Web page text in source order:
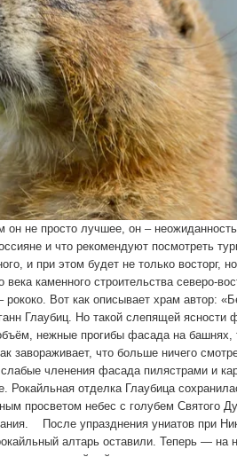
не просто лучшее, он –
и что рекомендуют посмотреть
и при этом будет не только восторг,
века каменного строительства северо-
рококо. Вот как описывает храм автор:
Глаубиц. Но такой слепящей ясности
нежные прогибы фасада на башнях,
завораживает, что больше ничего
членения фасада пилястрами и
отделка Глаубица
просветом небес с голубем Святого
После упразднения униатов при
алтарь оставили. Теперь — на